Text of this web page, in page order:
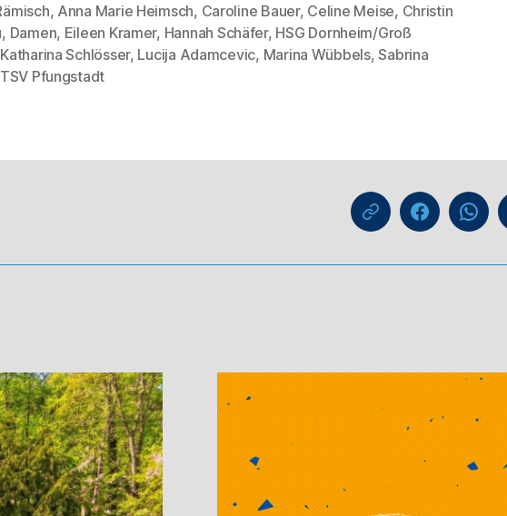
, Anna Marie Heimsch, Caroline Bauer, Celine Meise, Christin
, Damen, Eileen Kramer, Hannah Schäfer, HSG Dornheim/Groß
Katharina Schlösser, Lucija Adamcevic, Marina Wübbels,Sabrina
TSV Pfungstadt
nuLigaFacebook